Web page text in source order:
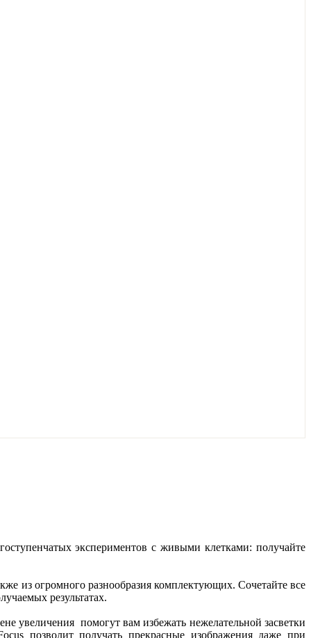
экспериментов с живыми клетками: получайте
из огромного разнообразия комплектующих. Сочетайте все
результатах.
увеличения помогут вам избежать нежелательной засветки
позволит получать прекрасные изображения даже при